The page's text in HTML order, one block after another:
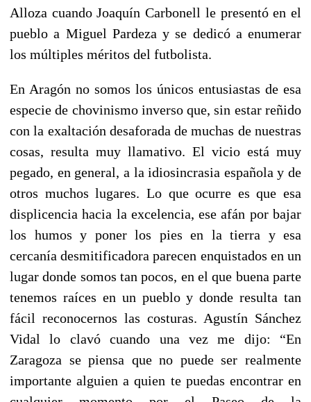
Alloza cuando Joaquín Carbonell le presentó en el
pueblo a Miguel Pardeza y se dedicó a enumerar
los múltiples méritos del futbolista.
En Aragón no somos los únicos entusiastas de esa
especie de chovinismo inverso que, sin estar reñido
con la exaltación desaforada de muchas de nuestras
cosas, resulta muy llamativo. El vicio está muy
pegado, en general, a la idiosincrasia española y de
otros muchos lugares. Lo que ocurre es que esa
displicencia hacia la excelencia, ese afán por bajar
los humos y poner los pies en la tierra y esa
cercanía desmitificadora parecen enquistados en un
lugar donde somos tan pocos, en el que buena parte
tenemos raíces en un pueblo y donde resulta tan
fácil reconocernos las costuras. Agustín Sánchez
Vidal lo clavó cuando una vez me dijo: “En
Zaragoza se piensa que no puede ser realmente
importante alguien a quien te puedas encontrar en